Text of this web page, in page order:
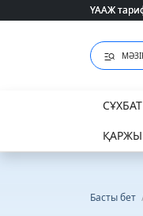
ҮААЖ
ҮААЖ
СҰХБАТ
ҚАРЖЫ
Басты бет